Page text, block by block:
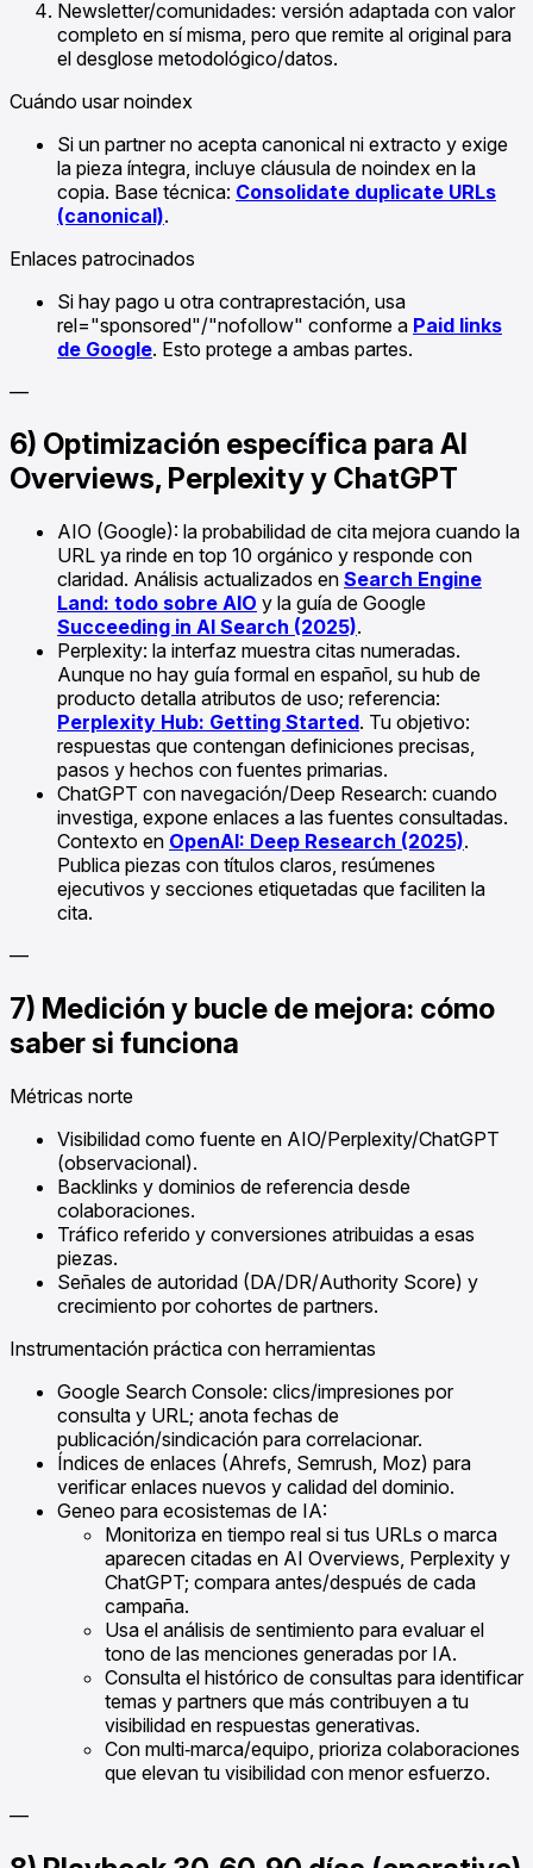
Newsletter/comunidades: versión adaptada con valor
completo en sí misma, pero que remite al original para
el desglose metodológico/datos.
Cuándo usar noindex
Si un partner no acepta canonical ni extracto y exige
la pieza íntegra, incluye cláusula de noindex en la
copia. Base técnica: Consolidate duplicate URLs
(canonical).
Enlaces patrocinados
Si hay pago u otra contraprestación, usa
rel="sponsored"/"nofollow" conforme a Paid links
de Google. Esto protege a ambas partes.
—
6) Optimización específica para AI
Overviews, Perplexity y ChatGPT
AIO (Google): la probabilidad de cita mejora cuando la
URL ya rinde en top 10 orgánico y responde con
claridad. Análisis actualizados en Search Engine
Land: todo sobre AIO y la guía de Google
Succeeding in AI Search (2025).
Perplexity: la interfaz muestra citas numeradas.
Aunque no hay guía formal en español, su hub de
producto detalla atributos de uso; referencia:
Perplexity Hub: Getting Started. Tu objetivo:
respuestas que contengan definiciones precisas,
pasos y hechos con fuentes primarias.
ChatGPT con navegación/Deep Research: cuando
investiga, expone enlaces a las fuentes consultadas.
Contexto en OpenAI: Deep Research (2025).
Publica piezas con títulos claros, resúmenes
ejecutivos y secciones etiquetadas que faciliten la
cita.
—
7) Medición y bucle de mejora: cómo
saber si funciona
Métricas norte
Visibilidad como fuente en AIO/Perplexity/ChatGPT
(observacional).
Backlinks y dominios de referencia desde
colaboraciones.
Tráfico referido y conversiones atribuidas a esas
piezas.
Señales de autoridad (DA/DR/Authority Score) y
crecimiento por cohortes de partners.
Instrumentación práctica con herramientas
Google Search Console: clics/impresiones por
consulta y URL; anota fechas de
publicación/sindicación para correlacionar.
Índices de enlaces (Ahrefs, Semrush, Moz) para
verificar enlaces nuevos y calidad del dominio.
Geneo para ecosistemas de IA:
Monitoriza en tiempo real si tus URLs o marca
aparecen citadas en AI Overviews, Perplexity y
ChatGPT; compara antes/después de cada
campaña.
Usa el análisis de sentimiento para evaluar el
tono de las menciones generadas por IA.
Consulta el histórico de consultas para identificar
temas y partners que más contribuyen a tu
visibilidad en respuestas generativas.
Con multi‑marca/equipo, prioriza colaboraciones
que elevan tu visibilidad con menor esfuerzo.
—